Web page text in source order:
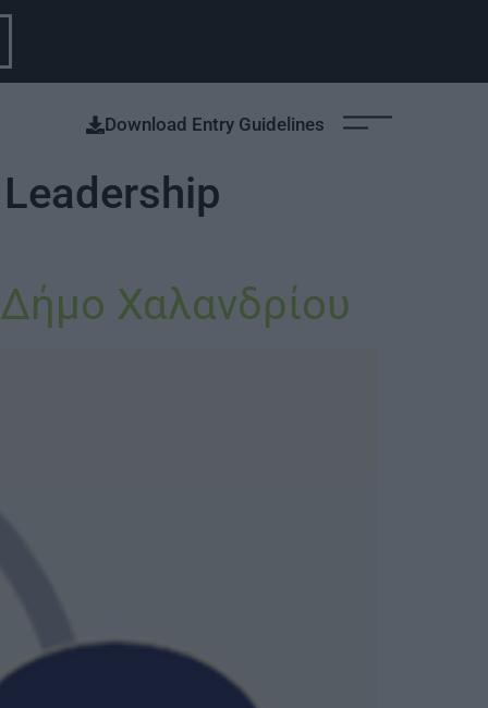
Download Entry Guidelines
Χαλανδρίου